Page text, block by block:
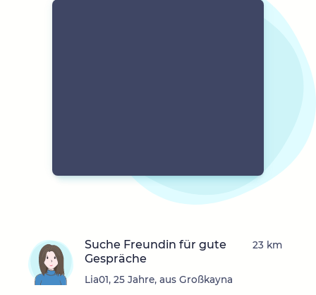
Suche Freundin für gute
Gespräche
Lia01, 25 Jahre, aus Großkayna
23 km